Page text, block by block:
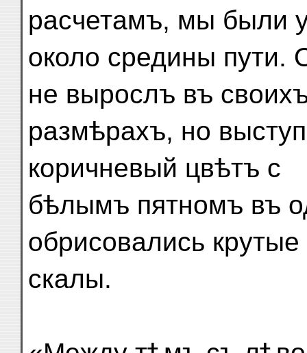
расчетамъ, мы были
около средины пути.
не вырослъ въ
размѣрахъ, но
коричневый цвѣтъ с
бѣлымъ пятномъ въ
обрисовались крутые
скалы.